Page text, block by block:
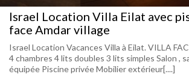
Israel Location Villa Eilat avec
face Amdar village
Israel Location Vacances Villa à Eilat. VILLA
‏4 chambres ‏4 lits doubles ‏3 lits simples ‏Salon , salle à manger cuisine
équipée ‏Piscine privée ‏Mobilier extérieur[....]